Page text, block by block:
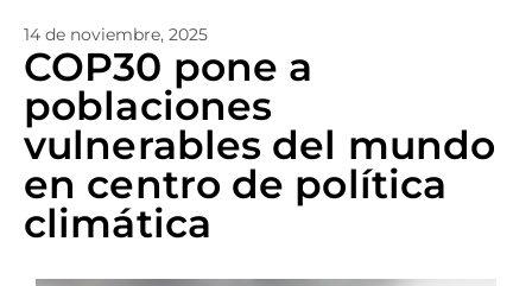
14 de noviembre, 2025
COP30 pone a
poblaciones
vulnerables del mundo
en centro de política
climática